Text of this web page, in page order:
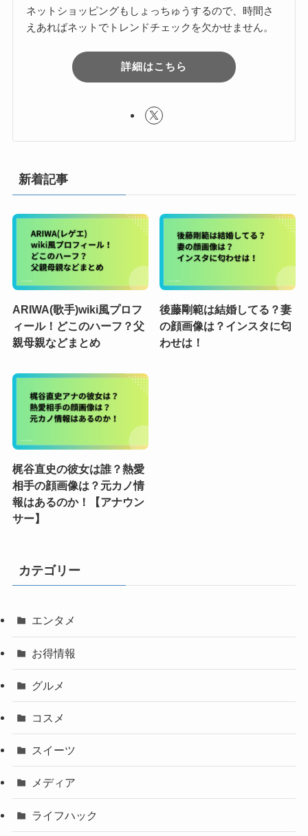
ネットショッピングもしょっちゅうするので、時間さ
えあればネットでトレンドチェックを欠かせません。
詳細はこちら
新着記事
ARIWA(歌手)wiki風プロフ
ィール！どこのハーフ？父
親母親などまとめ
後藤剛範は結婚してる？妻
の顔画像は？インスタに匂
わせは！
梶谷直史の彼女は誰？熱愛
相手の顔画像は？元カノ情
報はあるのか！【アナウン
サー】
カテゴリー
エンタメ
お得情報
グルメ
コスメ
スイーツ
メディア
ライフハック